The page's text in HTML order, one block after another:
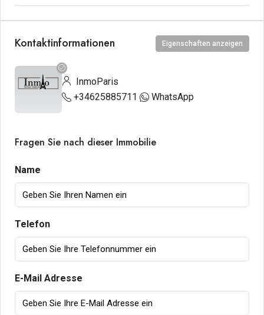
Kontaktinformationen Eigenschaften anzeigen
InmoParis
+34625885711
WhatsApp
Fragen Sie nach dieser Immobilie
Name
Telefon
E-Mail Adresse